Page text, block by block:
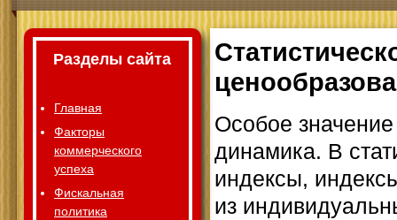
Особое
динамика. В
индексы,
из
Разделы сайта
Главная
Факторы
коммерческого
успеха
Фискальная
политика